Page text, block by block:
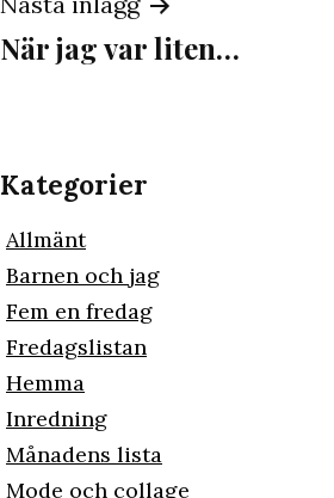
När jag var liten…
Kategorier
Allmänt
Barnen och jag
Fem en fredag
Fredagslistan
Hemma
Inredning
Månadens lista
Mode och collage